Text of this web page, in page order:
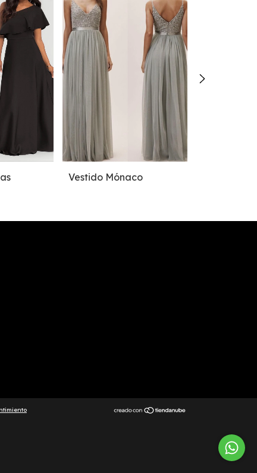
Vestido Mónaco